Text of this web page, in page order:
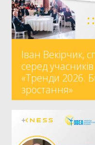
Іван Векірчик,
серед
«Тренди 2026.
зростання»